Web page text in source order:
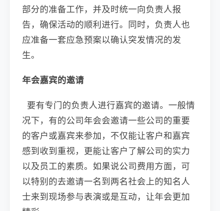
部分的准备工作，并及时统一向负责人报
告，确保活动的顺利进行。同时，负责人也
应准备一套应急预案以确认突发情况的发
生。
年会嘉宾的邀请
要有专门的负责人进行嘉宾的邀请。一般情
况下，有的公司年会会邀请一些公司的重要
的客户或嘉宾来参加，不仅能让客户和嘉宾
感到收到重视，更能让客户了解公司的实力
以及员工的素质。如果说公司费用方面，可
以特别的去邀请一名到两名社会上的知名人
士来到现场参与表演或是互动，让年会更加